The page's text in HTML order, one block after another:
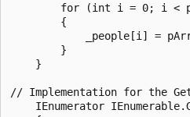
for (int i = 0; i <
        {
_people[i] =
        }
    }
// Implementation for the
IEnumerator